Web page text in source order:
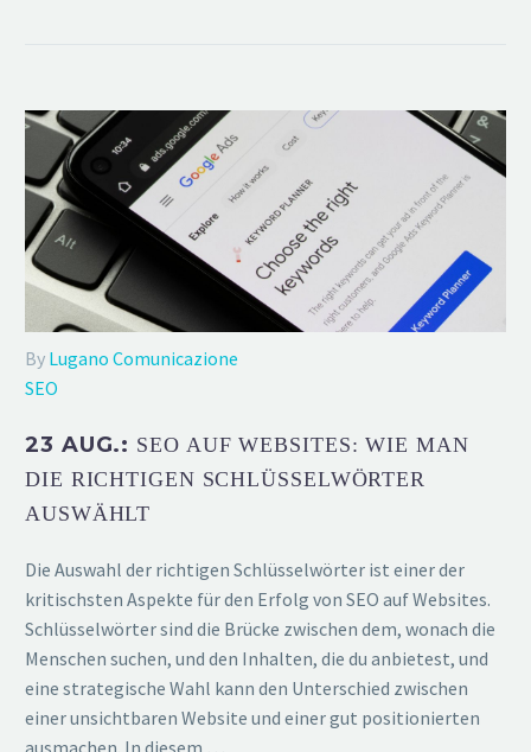
By Lugano Comunicazione
SEO
23 AUG.: SEO AUF WEBSITES: WIE MAN
DIE RICHTIGEN SCHLÜSSELWÖRTER
AUSWÄHLT
Die Auswahl der richtigen Schlüsselwörter ist einer der
kritischsten Aspekte für den Erfolg von SEO auf Websites.
Schlüsselwörter sind die Brücke zwischen dem, wonach die
Menschen suchen, und den Inhalten, die du anbietest, und
eine strategische Wahl kann den Unterschied zwischen
einer unsichtbaren Website und einer gut positionierten
ausmachen. In diesem …